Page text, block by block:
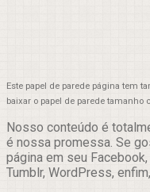
Este papel de parede página tem
baixar o papel de parede tamanho
Nosso conteúdo é
é nossa promessa. Se
página em seu
Tumblr, WordPress,